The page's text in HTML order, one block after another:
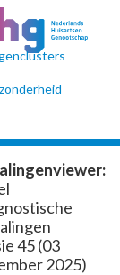
45 (03
2025)